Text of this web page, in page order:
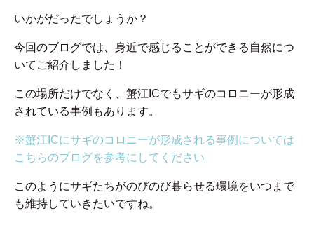
いかがだったでしょうか？
今回のブログでは、身近で感じることができる自然につ
いてご紹介しました！
この場所だけでなく、蟹江ICでもサギのコロニーが形成
されている事例もあります。
※蟹江ICにサギのコロニーが形成される事例については
こちらのブログを参考にしてください
このようにサギたちがのびのび暮らせる環境をいつまで
も維持していきたいですね。